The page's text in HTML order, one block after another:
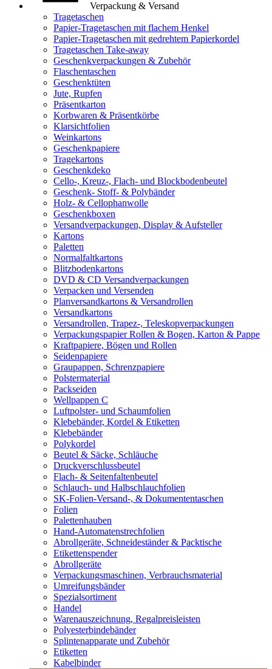
Verpackung & Versand
Tragetaschen
Papier-Tragetaschen mit flachem Henkel
Papier-Tragetaschen mit gedrehtem Papierkordel
Tragetaschen Take-away
Geschenkverpackungen & Zubehör
Flaschentaschen
Geschenktüten
Jute, Rupfen
Präsentkarton
Korbwaren & Präsentkörbe
Klarsichtfolien
Weinkartons
Geschenkpapiere
Tragekartons
Geschenkdeko
Cello-, Kreuz-, Flach- und Blockbodenbeutel
Geschenk- Stoff- & Polybänder
Holz- & Cellophanwolle
Geschenkboxen
Versandverpackungen, Display & Aufsteller
Kartons
Paletten
Normalfaltkartons
Blitzbodenkartons
DVD & CD Versandverpackungen
Verpacken und Versenden
Planversandkartons & Versandrollen
Versandkartons
Versandrollen, Trapez-, Teleskopverpackungen
Verpackungspapier Rollen & Bogen, Karton & Pappe
Kraftpapiere, Bögen und Rollen
Seidenpapiere
Graupappen, Schrenzpapiere
Polstermaterial
Packseiden
Wellpappen C
Luftpolster- und Schaumfolien
Klebebänder, Kordel & Etiketten
Klebebänder
Polykordel
Beutel & Säcke, Schläuche
Druckverschlussbeutel
Flach- & Seitenfaltenbeutel
Schlauch- und Halbschlauchfolien
SK-Folien-Versand-, & Dokumententaschen
Folien
Palettenhauben
Hand-Automatenstrechfolien
Abrollgeräte, Schneideständer & Packtische
Etikettenspender
Abrollgeräte
Verpackungsmaschinen, Verbrauchsmaterial
Umreifungsbänder
Spezialsortiment
Handel
Warenauszeichnung, Regalpreisleisten
Polyesterbindebänder
Splintenapparate und Zubehör
Etiketten
Kabelbinder